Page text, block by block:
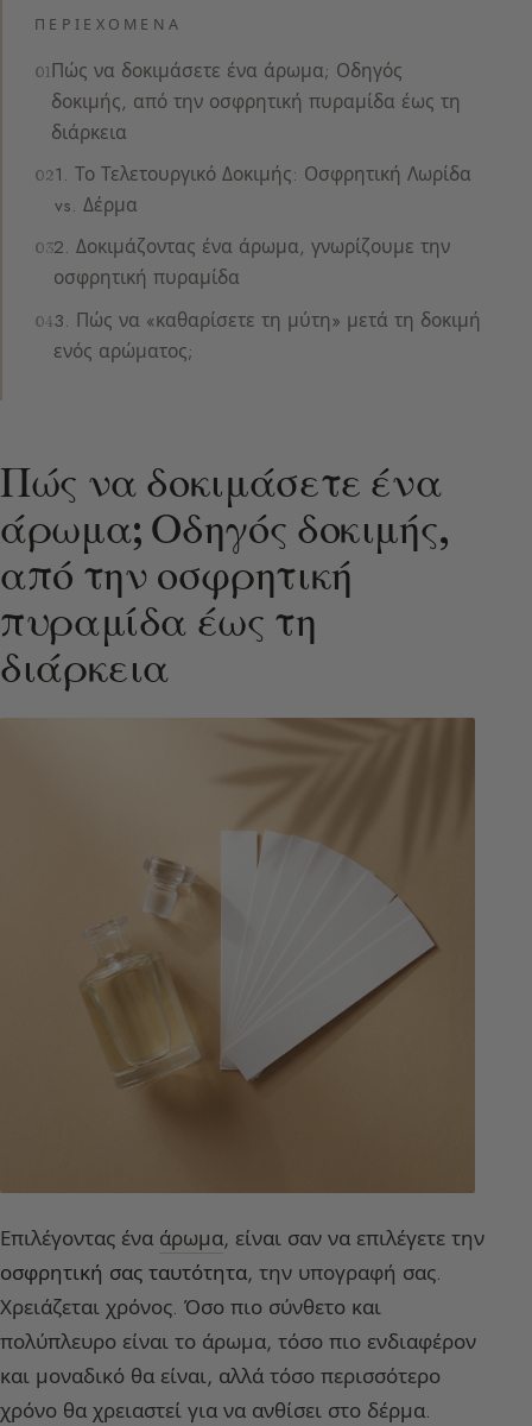
ΠΕΡΙΕΧΌΜΕΝΑ
Πώς να δοκιμάσετε ένα άρωμα; Οδηγός
δοκιμής, από την οσφρητική πυραμίδα έως τη
διάρκεια
1. Το Τελετουργικό Δοκιμής: Οσφρητική Λωρίδα
vs. Δέρμα
2. Δοκιμάζοντας ένα άρωμα, γνωρίζουμε την
οσφρητική πυραμίδα
3. Πώς να «καθαρίσετε τη μύτη» μετά τη δοκιμή
ενός αρώματος;
Πώς να δοκιμάσετε ένα
άρωμα; Οδηγός δοκιμής,
από την οσφρητική
πυραμίδα έως τη
διάρκεια
Επιλέγοντας ένα άρωμα, είναι σαν να επιλέγετε την
οσφρητική σας ταυτότητα, την υπογραφή σας.
Χρειάζεται χρόνος. Όσο πιο σύνθετο και
πολύπλευρο είναι το άρωμα, τόσο πιο ενδιαφέρον
και μοναδικό θα είναι, αλλά τόσο περισσότερο
χρόνο θα χρειαστεί για να ανθίσει στο δέρμα.